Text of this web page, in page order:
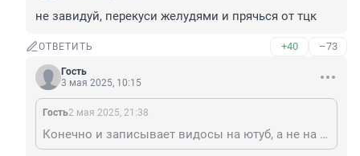
не завидуй, перекуси желудями и прячься от тцк
ОТВЕТИТЬ +40 –73
Гость
3 мая 2025, 10:15
Гость2 мая 2025, 21:38
Конечно и записывает видосы на ютуб, а не на отечественный рутуб) Пользуется айфоном и еще много че. Все они одинаково очень патриотичны))